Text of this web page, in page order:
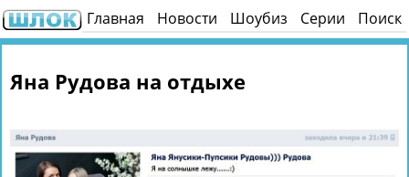
Главная Новости Шоубиз Серии Поиск
Яна Рудова на отдыхе